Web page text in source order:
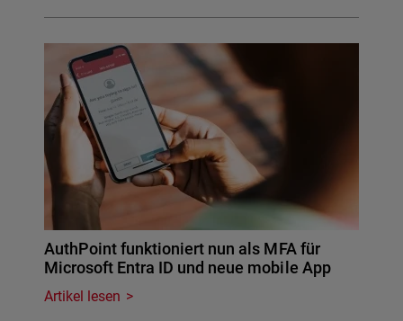
AuthPoint funktioniert nun als MFA für
Microsoft Entra ID und neue mobile App
Artikel lesen